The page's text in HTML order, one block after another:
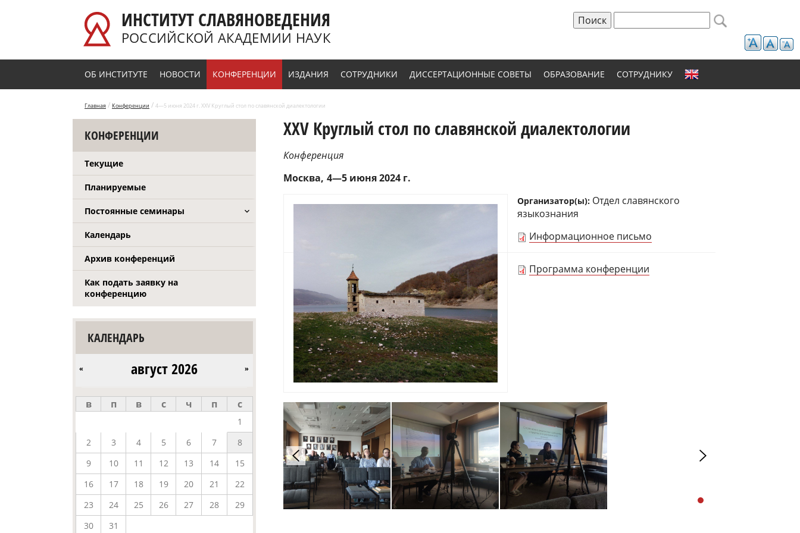
ИНСТИТУТ СЛАВЯНОВЕДЕНИЯ
РОССИЙСКОЙ АКАДЕМИИ НАУК Форма поиска
ОБ ИНСТИТУТЕ НОВОСТИ КОНФЕРЕНЦИИ ИЗДАНИЯ СОТРУДНИКИ ДИССЕРТАЦИОННЫЕ СОВЕТЫ ОБРАЗОВАНИЕ СОТРУДНИКУ
Главная / Конференции / 4—5 июня 2024 г. XXV Круглый стол по славянской диалектологии
КОНФЕРЕНЦИИ
Текущие
Планируемые
Постоянные семинары
Календарь
Архив конференций
Как подать заявку на
конференцию
КАЛЕНДАРЬ
август 2026
« »
в п в с ч п с
1
2
3 4 5 6 7
8
9
10 11 12 13 14
15
16
17 18 19 20 21
22
23
24 25 26 27 28
29
30
31
XXV Круглый стол по славянской диалектологии
Конференция
Москва 4—5 июня 2024 г.
Организатор(ы): Отдел славянского
языкознания
Информационное письмо
Программа конференции